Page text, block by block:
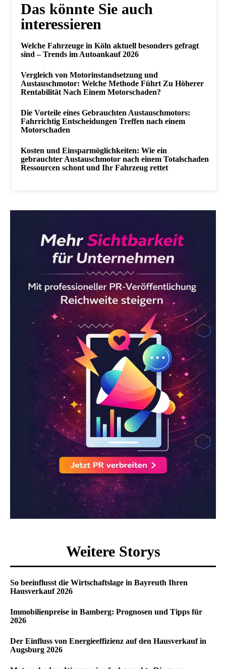
Das könnte Sie auch
interessieren
Welche Fahrzeuge in Köln aktuell besonders gefragt
sind – Trends im Autoankauf 2026
Vergleich von Motorinstandsetzung und
Austauschmotor: Welche Methode Führt Zu Höherer
Rentabilität Nach Einem Motorschaden?
Die Vorteile eines Gebrauchten Austauschmotors:
Fahrrichtig Entscheidungen Treffen nach einem
Motorschaden
Kosten und Einsparmöglichkeiten: Wie ein
gebrauchter Austauschmotor nach einem Totalschaden
Ressourcen schont und Ihr Fahrzeug rettet
Weitere Storys
So beeinflusst die Wirtschaftslage in Bayreuth Ihren
Hausverkauf 2026
Immobilienpreise in Bamberg: Prognosen und Tipps für
2026
Der Einfluss von Energieeffizienz auf den Hausverkauf in
Augsburg 2026